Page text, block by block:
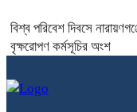
বিশ্ব পরিবেশ দিবসে
বৃক্ষরোপণ কর্মসূচির অংশ